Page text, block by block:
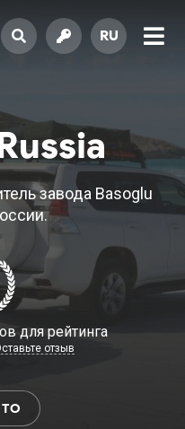
RU
завода Basoglu
для рейтинга
отзыв